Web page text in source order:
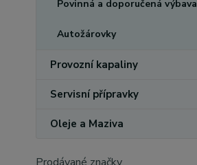
Povinná a doporučená výbava
Autožárovky
Provozní kapaliny
Servisní přípravky
Oleje a Maziva